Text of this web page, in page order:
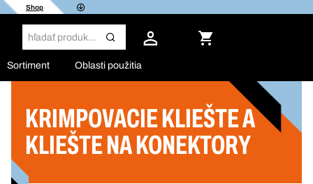
Shop
Sortiment Oblasti použitia
KRIMPOVACIE KLIEŠTE A
KLIEŠTE NA KONEKTORY
Filter